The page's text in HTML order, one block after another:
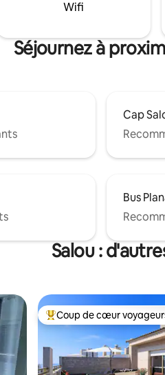
15 minutes de Port
Wifi
Séjournez à
Cap
Bus
Salou :
Coups de cœur
Coup de cœur